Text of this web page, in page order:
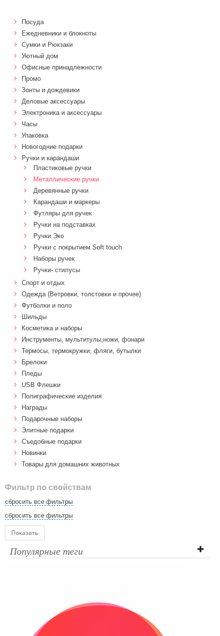
Посуда
Ежедневники и блокноты
Сумки и Рюкзаки
Уютный дом
Офисные принадлежности
Промо
Зонты и дождевики
Деловые аксессуары
Электроника и аксессуары
Часы
Упаковка
Новогодние подарки
Ручки и карандаши
Пластиковые ручки
Металлические ручки
Деревянные ручки
Карандаши и маркеры
Футляры для ручек
Ручки на подставках
Ручки Эко
Ручки с покрытием Soft touch
Наборы ручек
Ручки- стилусы
Спорт и отдых
Одежда (Ветровки, толстовки и прочее)
Футболки и поло
Шильды
Косметика и наборы
Инструменты, мультитулы,ножи, фонари
Термосы, термокружки, фляги, бутылки
Брелоки
Пледы
USB Флешки
Полиграфические изделия
Награды
Подарочные наборы
Элитные подарки
Cъедобные подарки
Новинки
Товары для домашних животных
Фильтр по свойствам
сбросить все фильтры
сбросить все фильтры
Показать
Популярные теги